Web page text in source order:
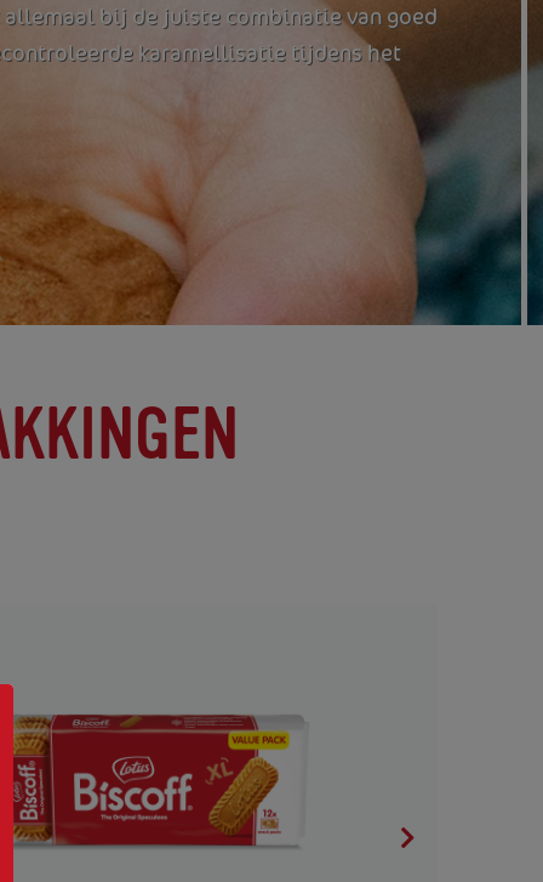
allemaal bij de juiste combinatie van goed
karamellisatie tijdens het